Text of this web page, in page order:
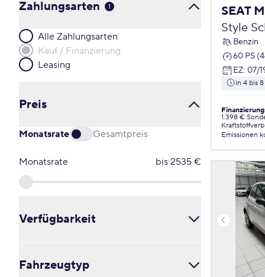
Zahlungsarten 1
Alle Zahlungsarten
Kauf / Finanzierung
Leasing
Preis
Monatsrate Gesamtpreis
Monatsrate bis 2535 €
Verfügbarkeit
in 4 bis 8 Wochen
Fahrzeugtyp
SEAT
Style
Benzin
60 PS
EZ: 07/
in 4 bis
1.398 €
Emissionen